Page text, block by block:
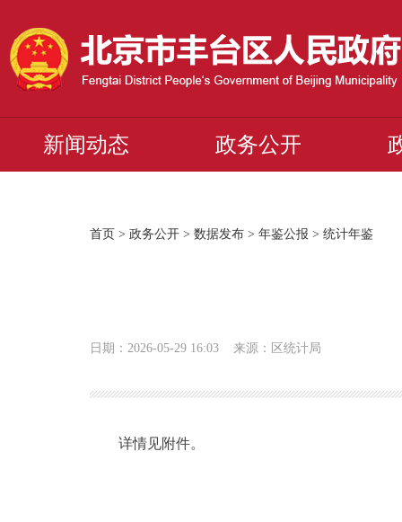
新闻动态 政务公开
首页 > 政务公开> 数据发布> 年鉴公报 > 统计年鉴
日期：2026-05-29 16:03 来源：区统计局
详情见附件。